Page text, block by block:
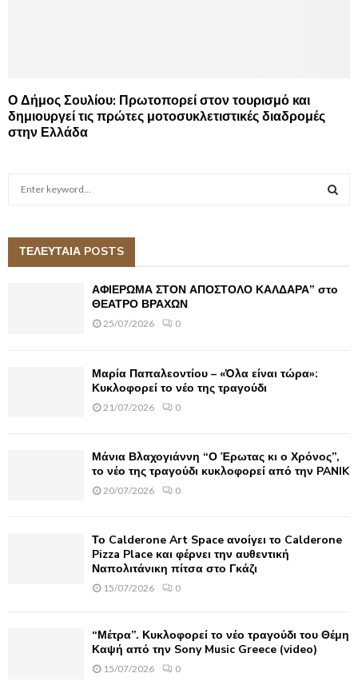
Ο Δήμος Σουλίου: Πρωτοπορεί στον τουρισμό και
δημιουργεί τις πρώτες μοτοσυκλετιστικές διαδρομές
στην Ελλάδα
h
A
ΤΕΛΕΥΤΑΙΑ POSTS
ΑΦΙΕΡΩΜΑ ΣΤΟΝ ΑΠΟΣΤΟΛΟ ΚΑΛΔΑΡΑ” στο
ΘΕΑΤΡΟ ΒΡΑΧΩΝ
25/07/2026 0
Μαρία Παπαλεοντίου – «Όλα είναι τώρα»:
Κυκλοφορεί το νέο της τραγούδι
21/07/2026 0
Μάνια Βλαχογιάννη “Ο Έρωτας κι ο Χρόνος”,
το νέο της τραγούδι κυκλοφορεί από την PANIK
20/07/2026 0
Το Calderone Art Space ανοίγει το Calderone
Pizza Place και φέρνει την αυθεντική
Ναπολιτάνικη πίτσα στο Γκάζι
15/07/2026 0
“Μέτρα”. Κυκλοφορεί το νέο τραγούδι του Θέμη
Καψή από την Sony Music Greece (video)
15/07/2026 0